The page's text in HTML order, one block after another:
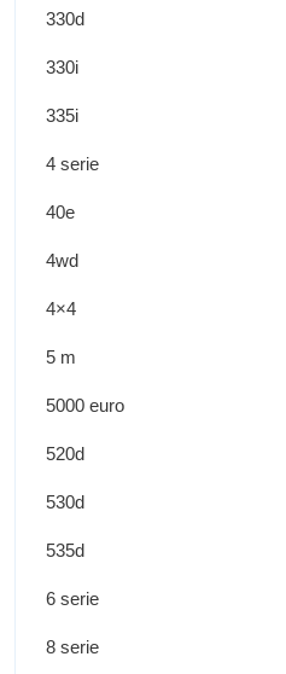
330d
330i
335i
4 serie
40e
4wd
4×4
5 m
5000 euro
520d
530d
535d
6 serie
8 serie